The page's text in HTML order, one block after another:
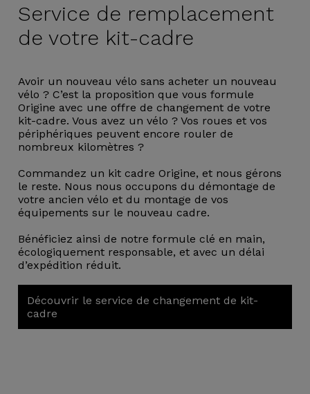
Service de remplacement
de votre kit-cadre
Avoir un nouveau vélo sans acheter un nouveau
vélo ? C’est la proposition que vous formule
Origine avec une offre de changement de votre
kit-cadre. Vous avez un vélo ? Vos roues et vos
périphériques peuvent encore rouler de
nombreux kilomètres ?
Commandez un kit cadre Origine, et nous gérons
le reste. Nous nous occupons du démontage de
votre ancien vélo et du montage de vos
équipements sur le nouveau cadre.
Bénéficiez ainsi de notre formule clé en main,
écologiquement responsable, et avec un délai
d’expédition réduit.
Découvrir le service de changement de kit-
cadre